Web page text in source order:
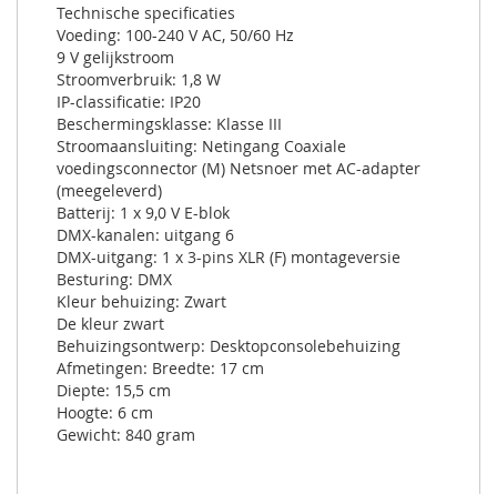
Technische specificaties
Voeding: 100-240 V AC, 50/60 Hz
9 V gelijkstroom
Stroomverbruik: 1,8 W
IP-classificatie: IP20
Beschermingsklasse: Klasse III
Stroomaansluiting: Netingang Coaxiale
voedingsconnector (M) Netsnoer met AC-adapter
(meegeleverd)
Batterij: 1 x 9,0 V E-blok
DMX-kanalen: uitgang 6
DMX-uitgang: 1 x 3-pins XLR (F) montageversie
Besturing: DMX
Kleur behuizing: Zwart
De kleur zwart
Behuizingsontwerp: Desktopconsolebehuizing
Afmetingen: Breedte: 17 cm
Diepte: 15,5 cm
Hoogte: 6 cm
Gewicht: 840 gram